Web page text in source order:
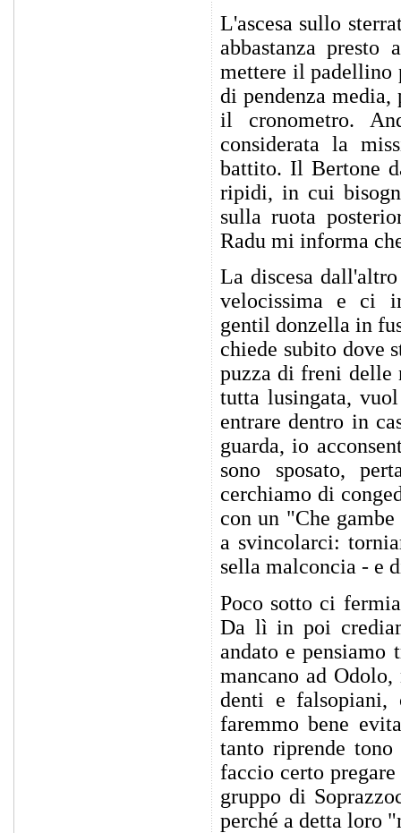
L'ascesa sullo
abbastanza
mettere il padellino
di pendenza
il cronometro.
considerata la
battito. Il Bertone
ripidi, in cui
sulla ruota
Radu mi informa
La discesa
velocissima e ci
gentil donzella in
chiede subito dove
puzza di freni delle
tutta lusingata,
entrare dentro in
guarda, io
sono sposato,
cerchiamo di
con un "Che
a svincolarci:
sella malconcia - e
Poco sotto ci
Da lì in poi
andato e
mancano ad
denti e falsopiani,
faremmo bene
tanto riprende
faccio certo
gruppo di
perché a detta loro